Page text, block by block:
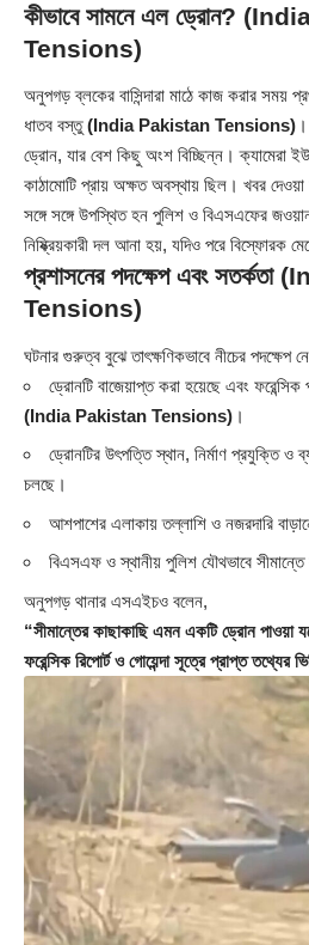
কীভাবে সামনে এল ড্রোন?
Tensions)
অনুপগড় ব্লকের বাসিন্দারা মাঠে কাজ করার সময়
ধাতব বস্তু(India Pakistan Tensions)
ড্রোন, যার বেশ কিছু অংশ বিচ্ছিন্ন। ক্যামেরা
কাঠামোটি প্রায় অক্ষত অবস্থায় ছিল। খবর
সঙ্গে সঙ্গে উপস্থিত হন পুলিশ ও বিএসএফের
নিষ্ক্রিয়কারী দল আনা হয়, যদিও পরে বিস্ফোরক
প্রশাসনের পদক্ষেপ এবং সতর্কতা
Tensions)
ঘটনার গুরুত্ব বুঝে তাৎক্ষণিকভাবে নীচের পদক্ষেপ
ড্রোনটি বাজেয়াপ্ত করা হয়েছে এবং ফরেন্সিক
(India Pakistan Tensions) ।
ড্রোনটির উৎপত্তি স্থান, নির্মাণ প্রযুক্তি ও
চলছে।
আশপাশের এলাকায় তল্লাশি ও নজরদারি
বিএসএফ ও স্থানীয় পুলিশ যৌথভাবে
অনুপগড় থানার এসএইচও বলেন,
“সীমান্তের কাছাকাছি এমন একটি ড্রোন পাওয়া
ফরেন্সিক রিপোর্ট ও গোয়েন্দা সূত্রে প্রাপ্ত তথ্যের